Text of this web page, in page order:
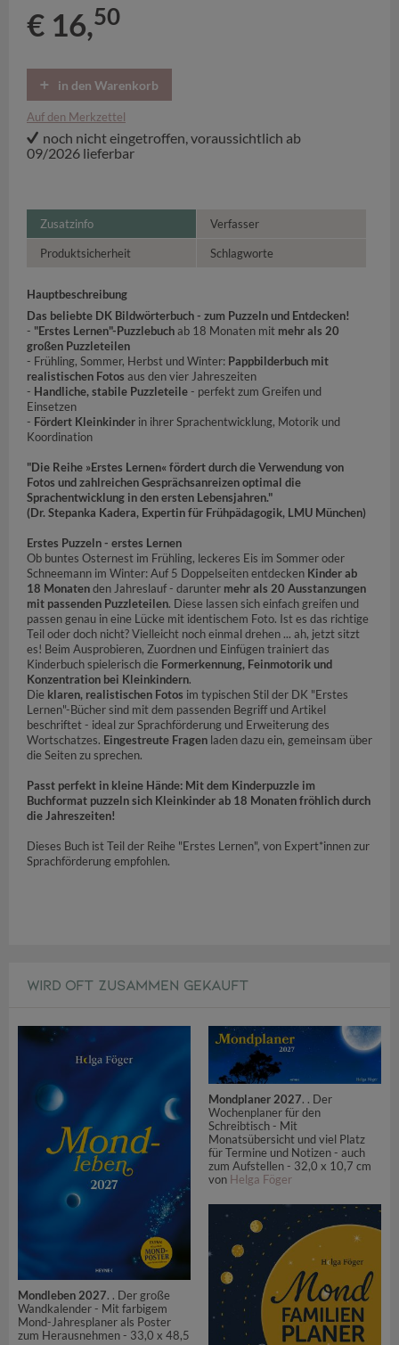
€ 16,50
in den Warenkorb
Auf den Merkzettel
noch nicht eingetroffen, voraussichtlich ab
09/2026 lieferbar
Zusatzinfo Verfasser
Produktsicherheit Schlagworte
Hauptbeschreibung
Das beliebte DK Bildwörterbuch - zum Puzzeln und Entdecken!
- "Erstes Lernen"-Puzzlebuchab 18 Monaten mit mehr als 20
großen Puzzleteilen
- Frühling, Sommer, Herbst und Winter: Pappbilderbuch mit
realistischen Fotos aus den vier Jahreszeiten
- Handliche, stabile Puzzleteile- perfekt zum Greifen und
Einsetzen
- Fördert Kleinkinder in ihrer Sprachentwicklung, Motorik und
Koordination
"Die Reihe »Erstes Lernen« fördert durch die Verwendung von
Fotos und zahlreichen Gesprächsanreizen optimal die
Sprachentwicklung in den ersten Lebensjahren."
(Dr. Stepanka Kadera, Expertin für Frühpädagogik, LMU München)
Erstes Puzzeln - erstes Lernen
Ob buntes Osternest im Frühling, leckeres Eis im Sommer oder
Schneemann im Winter: Auf 5 Doppelseiten entdecken Kinder ab
18 Monatenden Jahreslauf - darunter mehr als 20 Ausstanzungen
mit passenden Puzzleteilen. Diese lassen sich einfach greifen und
passen genau in eine Lücke mit identischem Foto. Ist es das richtige
Teil oder doch nicht? Vielleicht noch einmal drehen ... ah, jetzt sitzt
es! Beim Ausprobieren, Zuordnen und Einfügen trainiert das
Kinderbuch spielerisch die Formerkennung, Feinmotorik und
Konzentration bei Kleinkindern.
Die klaren, realistischen Fotos im typischen Stil der DK "Erstes
Lernen"-Bücher sind mit dem passenden Begriff und Artikel
beschriftet - ideal zur Sprachförderung und Erweiterung des
Wortschatzes. Eingestreute Fragen laden dazu ein, gemeinsam über
die Seiten zu sprechen.
Passt perfekt in kleine Hände: Mit dem Kinderpuzzle im
Buchformat puzzeln sich Kleinkinder ab 18 Monaten fröhlich durch
die Jahreszeiten!
Dieses Buch ist Teil der Reihe "Erstes Lernen", von Expert*innen zur
Sprachförderung empfohlen.
WIRD OFT ZUSAMMEN GEKAUFT
Mondleben 2027. . Der große
Wandkalender - Mit farbigem
Mond-Jahresplaner als Poster
zum Herausnehmen - 33,0 x 48,5
Mondplaner 2027. . Der
Wochenplaner für den
Schreibtisch - Mit
Monatsübersicht und viel Platz
für Termine und Notizen - auch
zum Aufstellen - 32,0 x 10,7 cm
von Helga Föger